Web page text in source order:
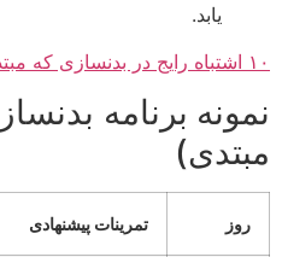
برنامه
تمرینات پیشنهادی